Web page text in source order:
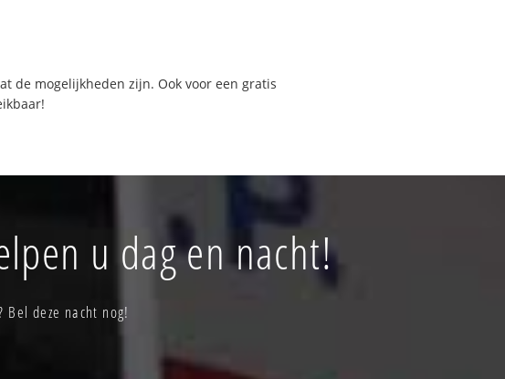
de mogelijkheden zijn. Ook voor een gratis
u dag en nacht!
deze nacht nog!